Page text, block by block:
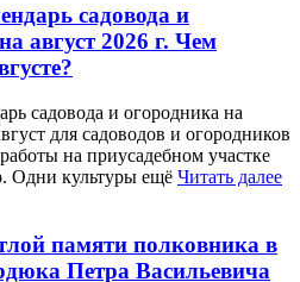
садовода и
август 2026 г. Чем
садовода и огородника на
для садоводов и огородников
на приусадебном участке
Одни культуры ещё Читать далее
памяти полковника в
Петра Васильевича